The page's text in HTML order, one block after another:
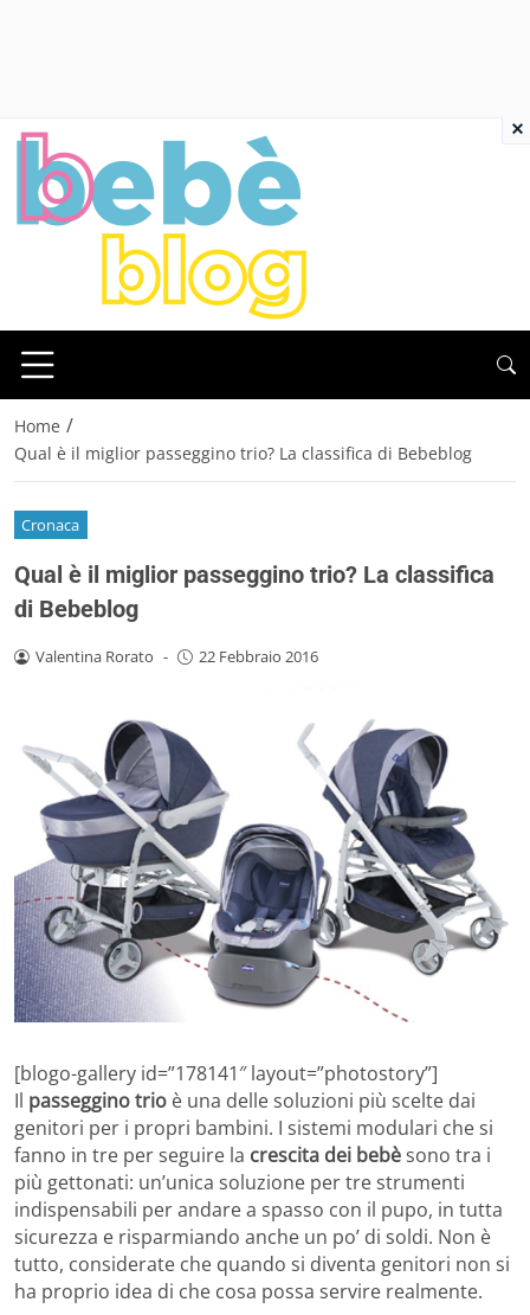
Home /
Qual è il miglior passeggino trio? La classifica di Bebeblog
Cronaca
Qual è il miglior passeggino trio? La classifica
di Bebeblog
Valentina Rorato - 22 Febbraio 2016
[blogo-gallery id=”178141″ layout=”photostory”]
Il passeggino trio è una delle soluzioni più scelte dai
genitori per i propri bambini. I sistemi modulari che si
fanno in tre per seguire la crescita dei bebèsono tra i
più gettonati: un’unica soluzione per tre strumenti
indispensabili per andare a spasso con il pupo, in tutta
sicurezza e risparmiando anche un po’ di soldi. Non è
tutto, considerate che quando si diventa genitori non si
ha proprio idea di che cosa possa servire realmente.
×